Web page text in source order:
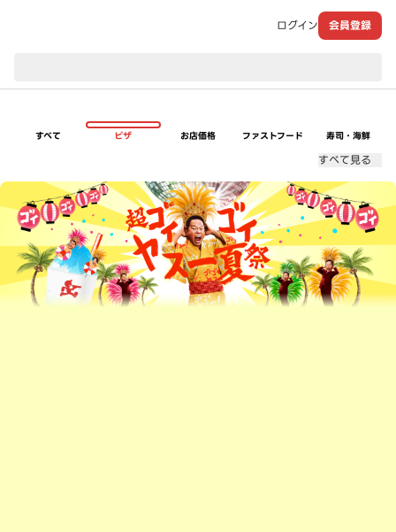
ログイン 会員登録
すべて ピザ お店価格 ファストフード 寿司・海鮮
すべて見る
超ゴイゴイヤスー夏祭